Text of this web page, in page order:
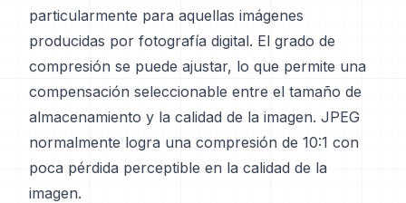
particularmente para aquellas imágenes
producidas por fotografía digital. El grado de
compresión se puede ajustar, lo que permite una
compensación seleccionable entre el tamaño de
almacenamiento y la calidad de la imagen. JPEG
normalmente logra una compresión de 10:1 con
poca pérdida perceptible en la calidad de la
imagen.